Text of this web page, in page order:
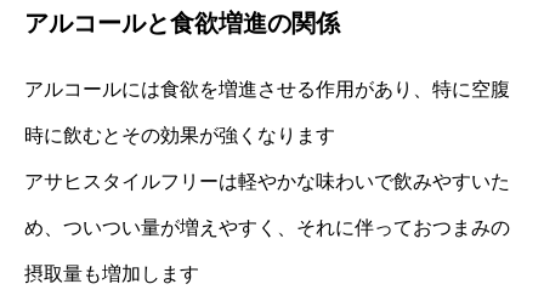
アルコールと食欲増進の関係
アルコールには食欲を増進させる作用があり、特に空腹
時に飲むとその効果が強くなります
アサヒスタイルフリーは軽やかな味わいで飲みやすいた
め、ついつい量が増えやすく、それに伴っておつまみの
摂取量も増加します